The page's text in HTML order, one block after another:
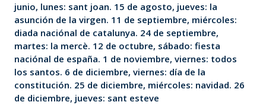
junio, lunes: sant joan. 15 de agosto, jueves: la
asunción de la virgen. 11 de septiembre, miércoles:
diada naciónal de catalunya. 24 de septiembre,
martes: la mercè. 12 de octubre, sábado: fiesta
naciónal de españa. 1 de noviembre, viernes: todos
los santos. 6 de diciembre, viernes: día de la
constitución. 25 de diciembre, miércoles: navidad. 26
de diciembre, jueves: sant esteve